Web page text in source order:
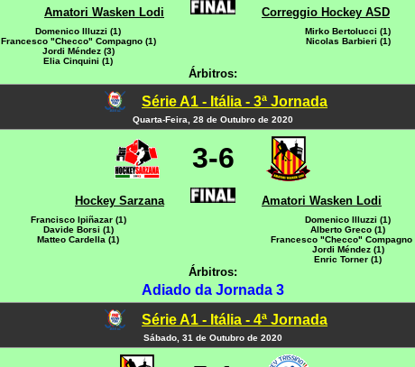
Amatori Wasken Lodi Correggio Hockey ASD
Domenico Illuzzi (1)
Francesco "Checco" Compagno (1)
Jordi Méndez (3)
Elia Cinquini (1)
Mirko Bertolucci (1)
Nicolas Barbieri (1)
Árbitros:
Série A1 - Itália - 3ª Jornada
Quarta-Feira, 28 de Outubro de 2020
3-6
Hockey Sarzana Amatori Wasken Lodi
Francisco Ipiñazar (1)
Davide Borsi (1)
Matteo Cardella (1)
Domenico Illuzzi (1)
Alberto Greco (1)
Francesco "Checco" Compagno
Jordi Méndez (1)
Enric Torner (1)
Árbitros:
Adiado da Jornada 3
Série A1 - Itália - 4ª Jornada
Sábado, 31 de Outubro de 2020